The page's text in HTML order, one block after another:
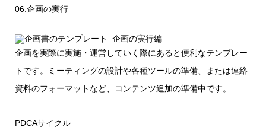
06.企画の実行
企画を実際に実施・運営していく際にあると便利なテンプレー
トです。ミーティングの設計や各種ツールの準備、または連絡
資料のフォーマットなど、コンテンツ追加の準備中です。
PDCAサイクル